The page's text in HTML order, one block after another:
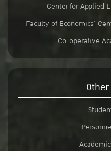
Center for Applied
Faculty of Economics’
Co-operative